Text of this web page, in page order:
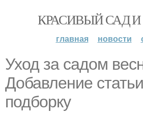
КРАСИВЫЙ САД
главная новости
Уход за садом
Добавление
подборку